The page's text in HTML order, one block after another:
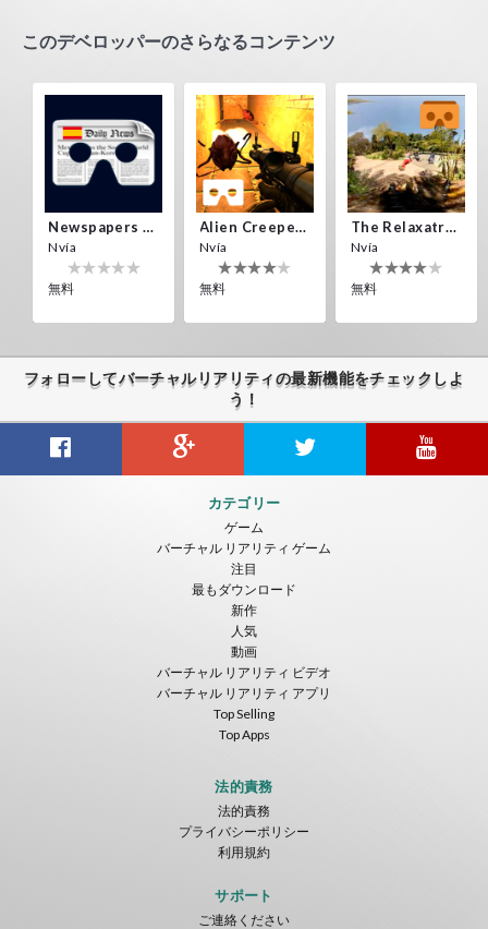
このデベロッパーのさらなるコンテンツ
Newspapers Spain VR
Nvía
無料
Alien Creepers VR
Nvía
無料
The Relaxatron
Nvía
無料
Nvía
無料
Nvía
無料
フォローしてバーチャルリアリティの最新機能をチェックしよ
う！
カテゴリー
ゲーム
バーチャル リアリティ ゲーム
注目
最もダウンロード
新作
人気
動画
バーチャル リアリティ ビデオ
バーチャル リアリティ アプリ
Top Selling
Top Apps
法的責務
法的責務
プライバシーポリシー
利用規約
サポート
ご連絡ください